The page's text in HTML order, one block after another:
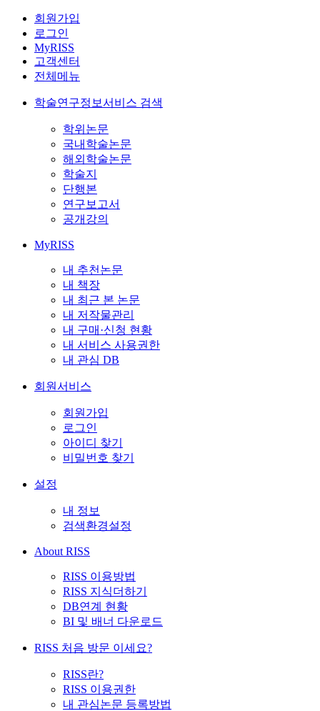
회원가입
로그인
MyRISS
고객센터
전체메뉴
학술연구정보서비스 검색
학위논문
국내학술논문
해외학술논문
학술지
단행본
연구보고서
공개강의
MyRISS
내 추천논문
내 책장
내 최근 본 논문
내 저작물관리
내 구매·신청 현황
내 서비스 사용권한
내 관심 DB
회원서비스
회원가입
로그인
아이디 찾기
비밀번호 찾기
설정
내 정보
검색환경설정
About RISS
RISS 이용방법
RISS 지식더하기
DB연계 현황
BI 및 배너 다운로드
RISS 처음 방문 이세요?
RISS란?
RISS 이용권한
내 관심논문 등록방법